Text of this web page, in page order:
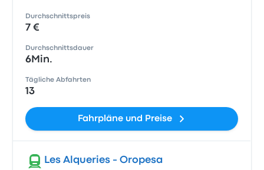
Durchschnittspreis
7 €
Durchschnittsdauer
6Min.
Tägliche Abfahrten
13
Fahrpläne und Preise
Les Alqueries - Oropesa